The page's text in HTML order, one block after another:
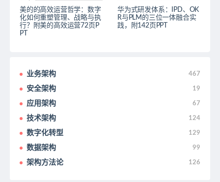
美的的高效运营哲学：数字
化如何重塑管理、战略与执
行？附美的高效运营72页P
PT
华为式研发体系：IPD、OK
R与PLM的三位一体融合实
践，附142页PPT
业务架构 467
安全架构 19
应用架构 67
技术架构 124
数字化转型 129
数据架构 99
架构方法论 126